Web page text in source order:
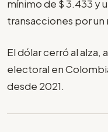
mínimo de $ 3.433 y
transacciones por
El dólar cerró al alza,
electoral en
desde 2021.